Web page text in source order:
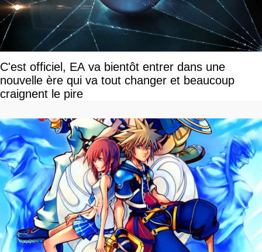
C'est officiel, EA va bientôt entrer dans une
nouvelle ère qui va tout changer et beaucoup
craignent le pire